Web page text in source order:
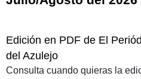
Edición en PDF de El
del Azulejo
Consulta cuando quieras la